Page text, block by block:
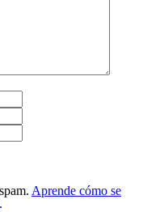
Aprende cómo se
.